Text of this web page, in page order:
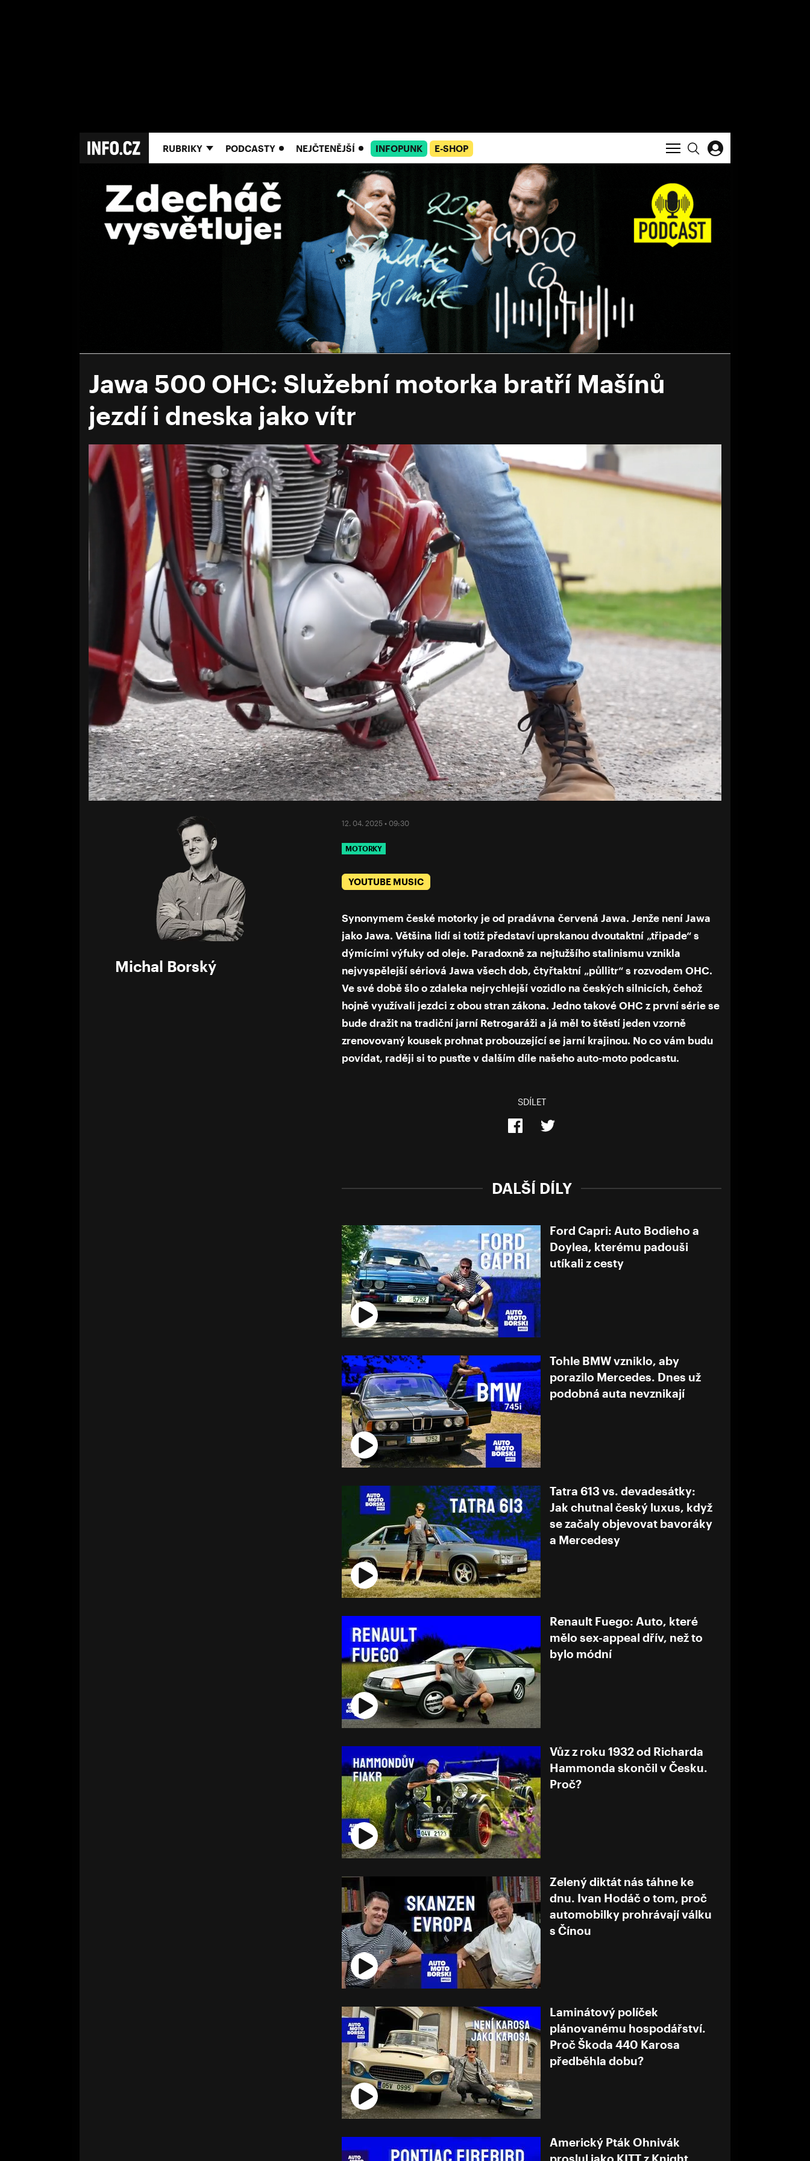
RUBRIKY PODCASTY NEJČTENĚJŠÍ INFOPUNK E-SHOP
Jawa 500 OHC: Služební motorka bratří Mašínů
jezdí i dneska jako vítr
Michal Borský
12. 04. 2025 • 09:30
MOTORKY
YOUTUBE MUSIC
Synonymem české motorky je od pradávna červená Jawa. Jenže není Jawa
jako Jawa. Většina lidí si totiž představí uprskanou dvoutaktní „třipade“ s
dýmícími výfuky od oleje. Paradoxně za nejtužšího stalinismu vznikla
nejvyspělejší sériová Jawa všech dob, čtyřtaktní „půllitr“ s rozvodem OHC.
Ve své době šlo o zdaleka nejrychlejší vozidlo na českých silnicích, čehož
hojně využívali jezdci z obou stran zákona. Jedno takové OHC z první série se
bude dražit na tradiční jarní Retrogaráži a já měl to štěstí jeden vzorně
zrenovovaný kousek prohnat probouzející se jarní krajinou. No co vám budu
povídat, raději si to pusťte v dalším díle našeho auto-moto podcastu.
SDÍLET
DALŠÍ DÍLY
Ford Capri: Auto Bodieho a
Doylea, kterému padouši
utíkali z cesty
Tohle BMW vzniklo, aby
porazilo Mercedes. Dnes už
podobná auta nevznikají
Tatra 613 vs. devadesátky:
Jak chutnal český luxus, když
se začaly objevovat bavoráky
a Mercedesy
Renault Fuego: Auto, které
mělo sex-appeal dřív, než to
bylo módní
Vůz z roku 1932 od Richarda
Hammonda skončil v Česku.
Proč?
Zelený diktát nás táhne ke
dnu. Ivan Hodáč o tom, proč
automobilky prohrávají válku
s Čínou
Laminátový políček
plánovanému hospodářství.
Proč Škoda 440 Karosa
předběhla dobu?
Americký Pták Ohnivák